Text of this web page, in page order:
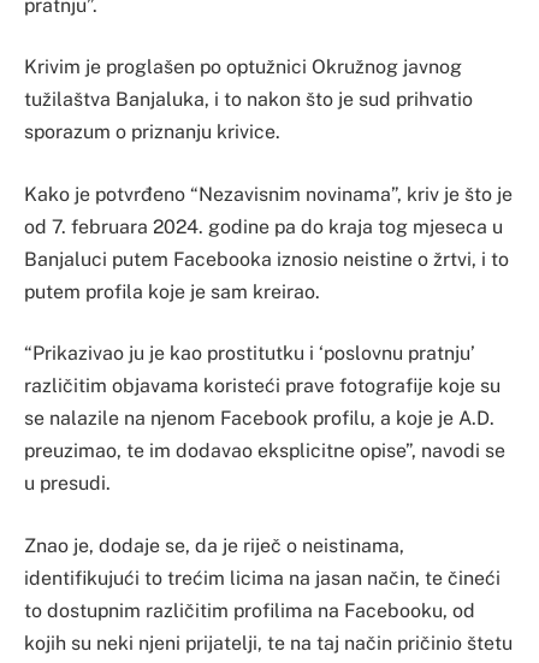
pratnju”.
Krivim je proglašen po optužnici Okružnog javnog
tužilaštva Banjaluka, i to nakon što je sud prihvatio
sporazum o priznanju krivice.
Kako je potvrđeno “Nezavisnim novinama”, kriv je što je
od 7. februara 2024. godine pa do kraja tog mjeseca u
Banjaluci putem Facebooka iznosio neistine o žrtvi, i to
putem profila koje je sam kreirao.
“Prikazivao ju je kao prostitutku i ‘poslovnu pratnju’
različitim objavama koristeći prave fotografije koje su
se nalazile na njenom Facebook profilu, a koje je A.D.
preuzimao, te im dodavao eksplicitne opise”, navodi se
u presudi.
Znao je, dodaje se, da je riječ o neistinama,
identifikujući to trećim licima na jasan način, te čineći
to dostupnim različitim profilima na Facebooku, od
kojih su neki njeni prijatelji, te na taj način pričinio štetu